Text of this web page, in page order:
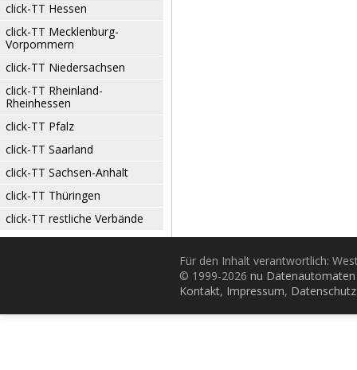
click-TT Hessen
click-TT Mecklenburg-
Vorpommern
click-TT Niedersachsen
click-TT Rheinland-
Rheinhessen
click-TT Pfalz
click-TT Saarland
click-TT Sachsen-Anhalt
click-TT Thüringen
click-TT restliche Verbände
Für den Inhalt verantwortlich:
© 1999-2026 nu
Kontakt, Impressum, Datenschutz